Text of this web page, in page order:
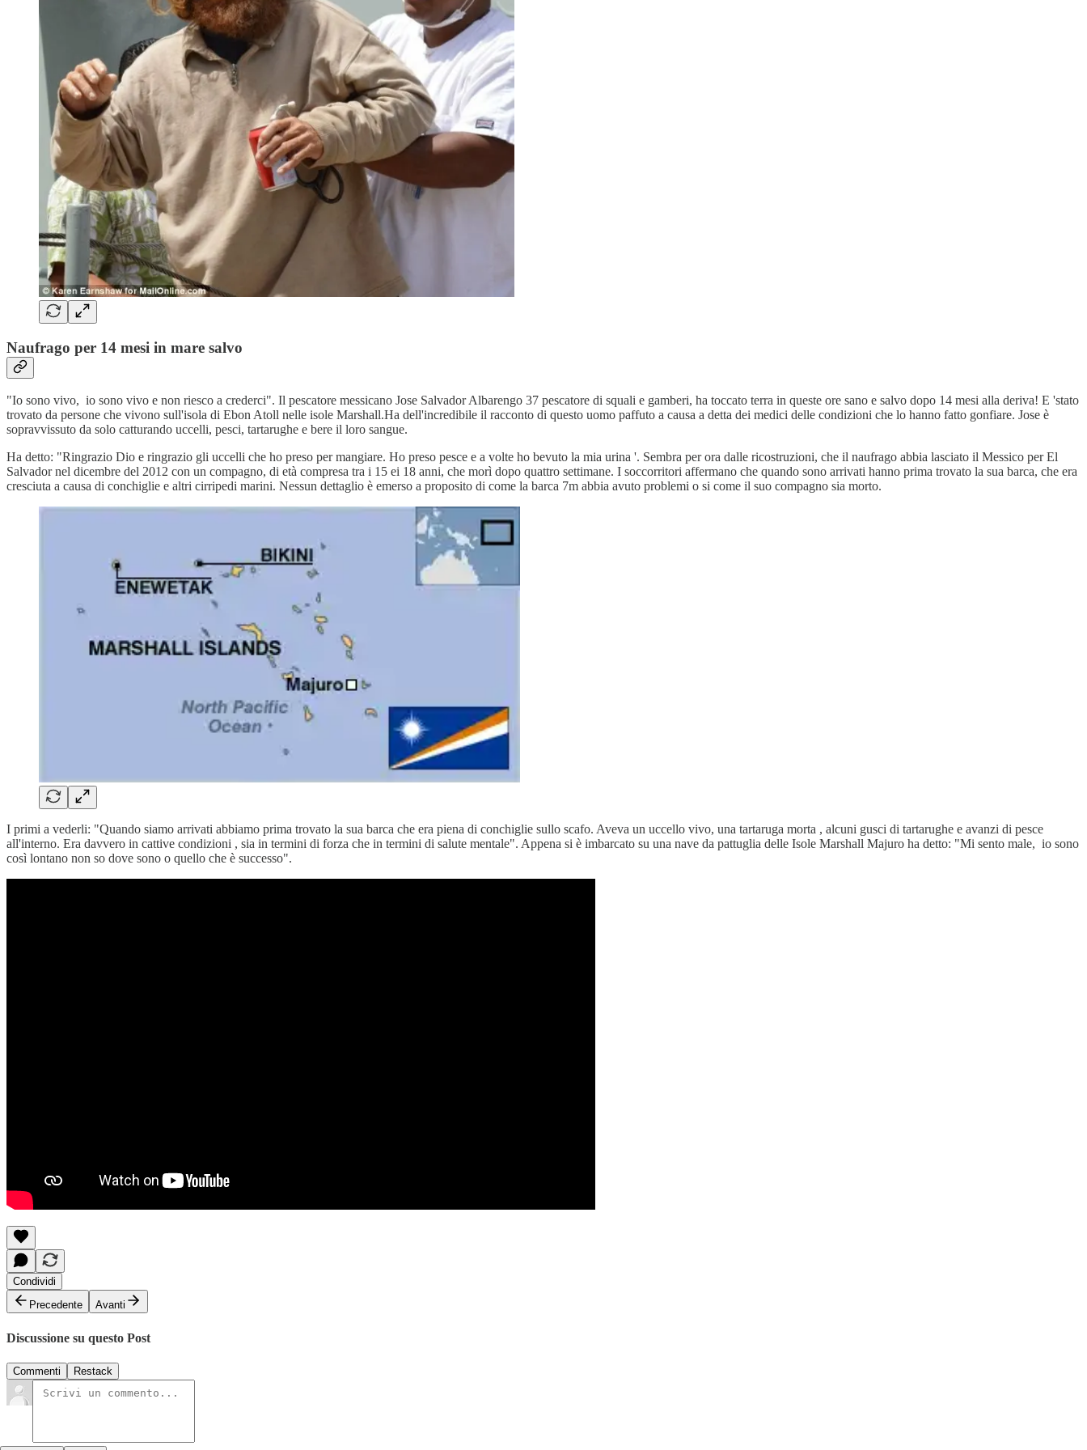
Naufrago per 14 mesi in mare salvo
"Io sono vivo, io sono vivo e non riesco a crederci". Il pescatore messicano Jose Salvador Albarengo 37 pescatore di squali e gamberi, ha toccato terra in queste ore sano e salvo dopo 14 mesi alla deriva! E 'stato
trovato da persone che vivono sull'isola di Ebon Atoll nelle isole Marshall.Ha dell'incredibile il racconto di questo uomo paffuto a causa a detta dei medici delle condizioni che lo hanno fatto gonfiare. Jose è
sopravvissuto da solo catturando uccelli, pesci, tartarughe e bere il loro sangue.
Ha detto: "Ringrazio Dio e ringrazio gli uccelli che ho preso per mangiare. Ho preso pesce e a volte ho bevuto la mia urina '. Sembra per ora dalle ricostruzioni, che il naufrago abbia lasciato il Messico per El
Salvador nel dicembre del 2012 con un compagno, di età compresa tra i 15 ei 18 anni, che morì dopo quattro settimane. I soccorritori affermano che quando sono arrivati ​​hanno prima trovato la sua barca, che era
cresciuta a causa di conchiglie e altri cirripedi marini. Nessun dettaglio è emerso a proposito di come la barca 7m abbia avuto problemi o si come il suo compagno sia morto.
I primi a vederli: "Quando siamo arrivati ​​abbiamo prima trovato la sua barca che era piena di conchiglie sullo scafo. Aveva un uccello vivo, una tartaruga morta , alcuni gusci di tartarughe e avanzi di pesce
all'interno. Era davvero in cattive condizioni , sia in termini di forza che in termini di salute mentale". Appena si è imbarcato su una nave da pattuglia delle Isole Marshall Majuro ha detto: "Mi sento male, io sono
così lontano non so dove sono o quello che è successo".
Condividi
Precedente
Avanti
Discussione su questo Post
Commenti Restack